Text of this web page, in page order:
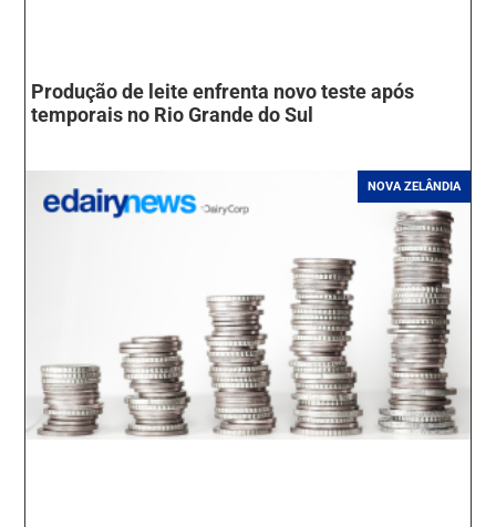
Produção de leite enfrenta novo teste após
temporais no Rio Grande do Sul
NOVA ZELÂNDIA